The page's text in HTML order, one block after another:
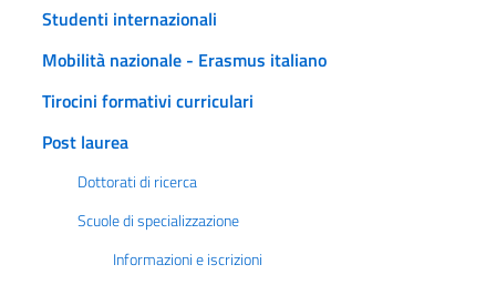
Studenti internazionali
Mobilità nazionale - Erasmus italiano
Tirocini formativi curriculari
Post laurea
Dottorati di ricerca
Scuole di specializzazione
Informazioni e iscrizioni